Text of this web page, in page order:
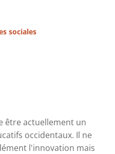
sociales
être actuellement un
occidentaux. Il ne
l'innovation mais